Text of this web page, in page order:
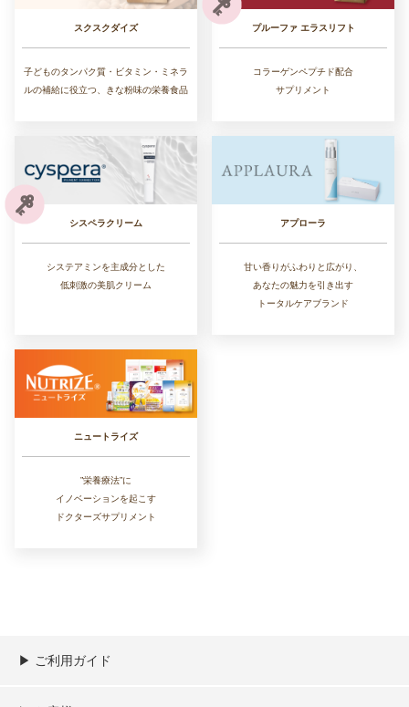
スクスクダイズ
子どものタンパク質・ビタミン・ミネラ
ルの補給に役立つ、きな粉味の栄養食品
プルーファ エラスリフト
コラーゲンペプチド配合
サプリメント
シスペラクリーム
システアミンを主成分とした
低刺激の美肌クリーム
アプローラ
甘い香りがふわりと広がり、
あなたの魅力を引き出す
トータルケアブランド
ニュートライズ
”栄養療法”に
イノベーションを起こす
ドクターズサプリメント
▶︎ ご利用ガイド
ご利用ガイド
決済／配送／送料について
取り扱い商品一覧
顧客情報の取扱について
特定商取引法の表記